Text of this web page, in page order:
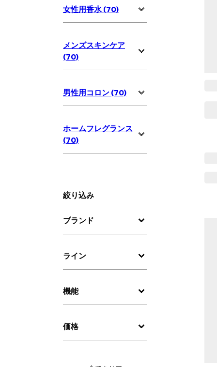
女性用香水 (70)
メンズスキンケア
(70)
男性用コロン (70)
ホームフレグランス
(70)
絞り込み
ブランド
ライン
機能
価格